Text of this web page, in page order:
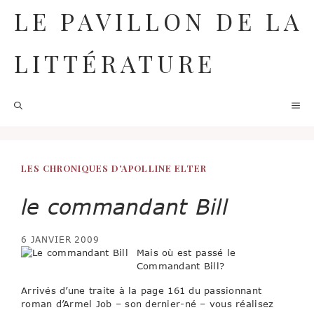
contenu
LE PAVILLON DE LA
LITTÉRATURE
LES CHRONIQUES D'APOLLINE ELTER
le commandant Bill
6 JANVIER 2009
Mais où est passé le
Commandant Bill?
Arrivés d’une traite à la page 161 du passionnant
roman d’Armel Job – son dernier-né – vous réalisez